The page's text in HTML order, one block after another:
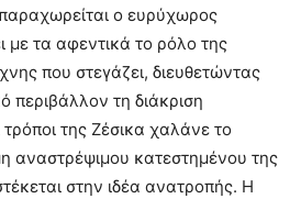
ο ευρύχωρος
τα αφεντικά το ρόλο της
που στεγάζει, διευθετώντας
περιβάλλον τη διάκριση
της Ζέσικα χαλάνε το
αναστρέψιμου κατεστημένου της
στην ιδέα ανατροπής. Η